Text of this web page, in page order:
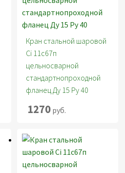
Кран стальной шаровой
Ci 11с67п
цельносварной
стандартнопроходной
фланец Ду 15 Ру 40
1270 руб.